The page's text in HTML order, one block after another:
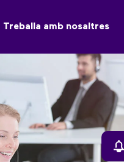
Treballa amb nosaltres